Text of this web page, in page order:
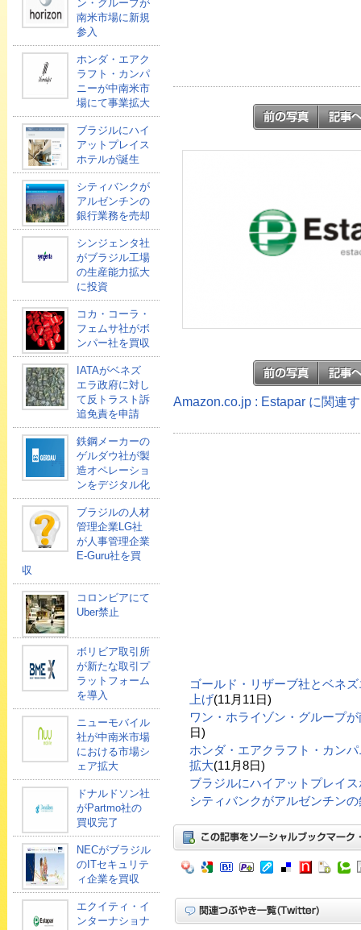
ン・グループが
南米市場に新規
参入
ホンダ・エアク
ラフト・カンパ
ニーが中南米市
場にて事業拡大
ブラジルにハイ
アットプレイス
ホテルが誕生
シティバンクが
アルゼンチンの
銀行業務を売却
シンジェンタ社
がブラジル工場
の生産能力拡大
に投資
コカ・コーラ・
フェムサ社がボ
ンパー社を買収
IATAがベネズ
エラ政府に対し
て反トラスト訴
追免責を申請
鉄鋼メーカーの
ゲルダウ社が製
造オペレーショ
ンをデジタル化
ブラジルの人材
管理企業LG社
が人事管理企業
E-Guru社を買
収
コロンビアにて
Uber禁止
ボリビア取引所
が新たな取引プ
ラットフォーム
を導入
ニューモバイル
社が中南米市場
における市場シ
ェア拡大
ドナルドソン社
がPartmo社の
買収完了
NECがブラジル
のITセキュリテ
ィ企業を買収
エクイティ・イ
ンターナショナ
Amazon.co.jp : Estapar に関連
ゴールド・リザーブ社とベネ
上げ(11月11日)
ワン・ホライゾン・グループ
日)
ホンダ・エアクラフト・カン
拡大(11月8日)
ブラジルにハイアットプレイ
シティバンクがアルゼンチン